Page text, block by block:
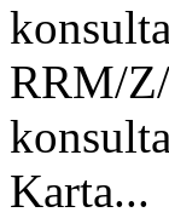
RRM/
Karta...